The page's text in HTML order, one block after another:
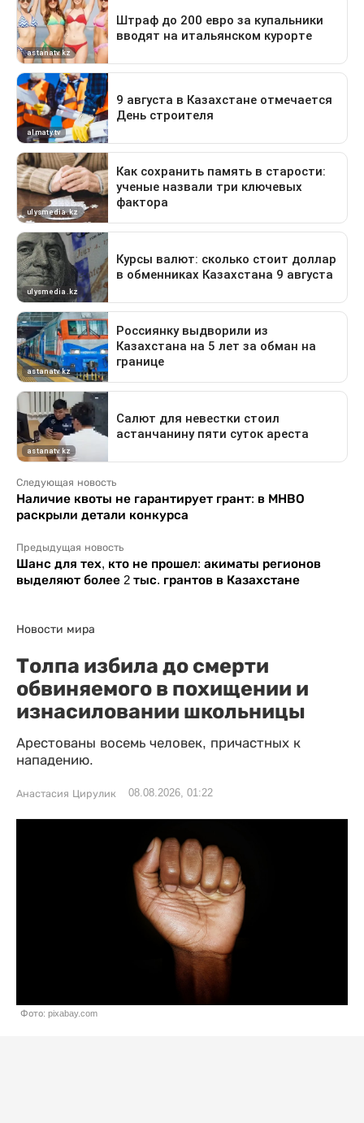
Следующая новость
Наличие квоты не гарантирует грант: в МНВО
раскрыли детали конкурса
Предыдущая новость
Шанс для тех, кто не прошел: акиматы регионов
выделяют более 2 тыс. грантов в Казахстане
Новости мира
Толпа избила до смерти
обвиняемого в похищении и
изнасиловании школьницы
Арестованы восемь человек, причастных к
нападению.
Анастасия Цирулик 08.08.2026, 01:22
Фото: pixabay.com